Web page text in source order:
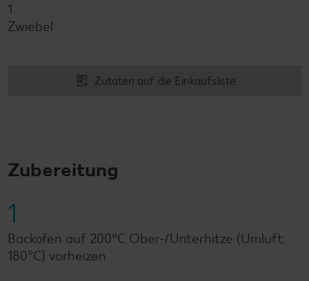
1
Zwiebel
Zutaten auf die Einkaufsliste
Zubereitung
1
Backofen auf 200°C Ober-/Unterhitze (Umluft:
180°C) vorheizen.